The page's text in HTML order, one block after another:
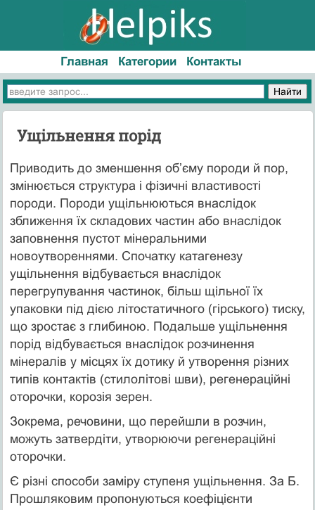
Главная Категории Контакты
Ущільнення порід
Приводить до зменшення об’єму породи й пор,
змінюється структура і фізичні властивості
породи. Породи ущільнюються внаслідок
зближення їх складових частин або внаслідок
заповнення пустот мінеральними
новоутвореннями. Спочатку катагенезу
ущільнення відбувається внаслідок
перегрупування частинок, більш щільної їх
упаковки під дією літостатичного (гірського) тиску,
що зростає з глибиною. Подальше ущільнення
порід відбувається внаслідок розчинення
мінералів у місцях їх дотику й утворення різних
типів контактів (стилолітові шви), регенераційні
оторочки, корозія зерен.
Зокрема, речовини, що перейшли в розчин,
можуть затвердіти, утворюючи регенераційні
оторочки.
Є різні способи заміру ступеня ущільнення. За Б.
Прошляковим пропонуються коефіцієнти